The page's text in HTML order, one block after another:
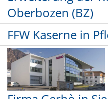
Oberbozen (BZ)
FFW Kaserne in